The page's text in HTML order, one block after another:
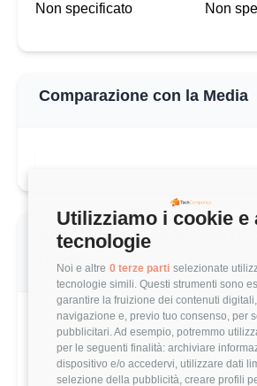
Utilizziamo i cookie e
tecnologie
Noi e altre 0 terze parti selezionate
tecnologie simili. Questi strumenti sono
garantire la fruizione dei contenuti
navigazione e, previo tuo consenso, per
pubblicitari. Ad esempio, potremmo
per le seguenti finalità: archiviare
dispositivo e/o accedervi, utilizzare dati
selezione della pubblicità, creare profili
Non specificato Non
Comparazione con la Media
MEDIA CLOUD ENGINEER (1-3 ANNI)
38,276 €
Questo stipendio è al20°
-21.62% rispetto alla
Statistiche